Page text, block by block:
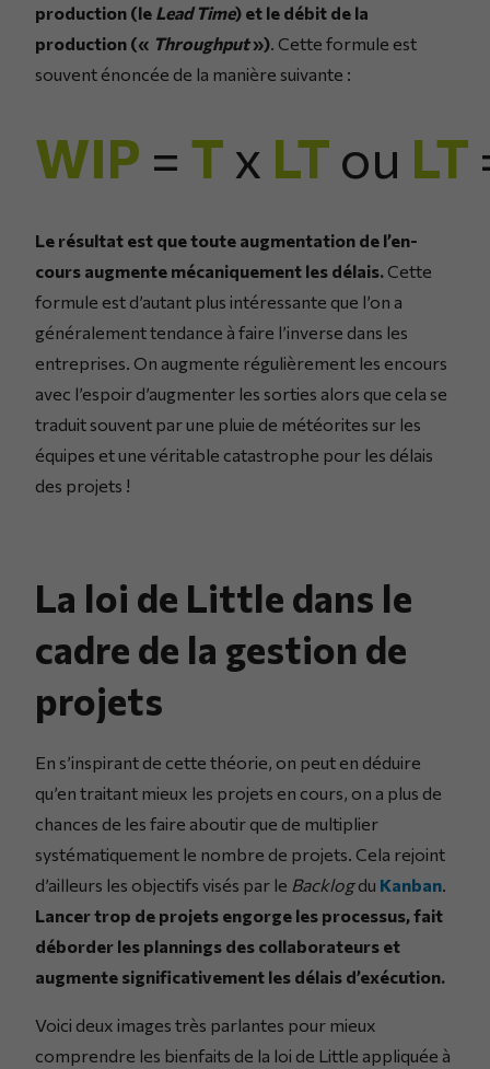
production (le Lead Time) et le débit de la
production (« Throughput»). Cette formule est
souvent énoncée de la manière suivante :
WIP = T x LT ou LT
Le résultat est que toute augmentation de l’en-
cours augmente mécaniquement les délais. Cette
formule est d’autant plus intéressante que l’on a
généralement tendance à faire l’inverse dans les
entreprises. On augmente régulièrement les encours
avec l’espoir d’augmenter les sorties alors que cela se
traduit souvent par une pluie de météorites sur les
équipes et une véritable catastrophe pour les délais
des projets !
La loi de Little dans le
cadre de la gestion de
projets
En s’inspirant de cette théorie, on peut en déduire
qu’en traitant mieux les projets en cours, on a plus de
chances de les faire aboutir que de multiplier
systématiquement le nombre de projets. Cela rejoint
d’ailleurs les objectifs visés par le Backlogdu Kanban
Lancer trop de projets engorge les processus, fait
déborder les plannings des collaborateurs et
augmente significativement les délais d’exécution.
Voici deux images très parlantes pour mieux
comprendre les bienfaits de la loi de Little appliquée à